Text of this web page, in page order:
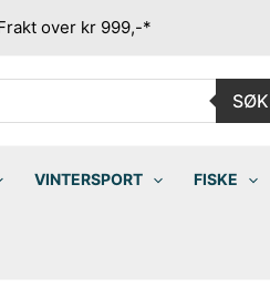
over kr 999,-*
SØK
VINTERSPORT FISKE